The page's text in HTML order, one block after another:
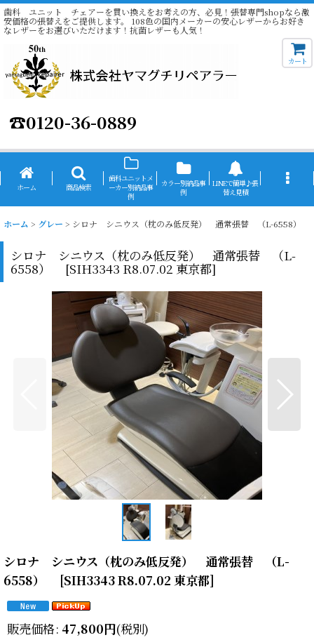
歯科 ユニット チェアーを買い換えをお考えの方、必見！張替専門shopなら激
安価格の張替えをご提供します。 108色の国内メーカーの安心レザーからお好き
なレザーをお選びいただけます！抗菌レザーも人気！
☎0120-36-0889
カート
ホーム 商品検索
歯科ユニットメ
ーカー別納品事
例
カラー別納品事
例
LINEで簡単♪張
替え見積
ホーム > グレー > シロナ シニウス（枕のみ低反発） 通常張替 （L-6558）
シロナ シニウス（枕のみ低反発） 通常張替 （L-
6558） [SIH3343 R8.07.02 東京都]
シロナ シニウス（枕のみ低反発） 通常張替 （L-
6558）
[SIH3343 R8.07.02 東京都]
販売価格: 47,800円(税別)